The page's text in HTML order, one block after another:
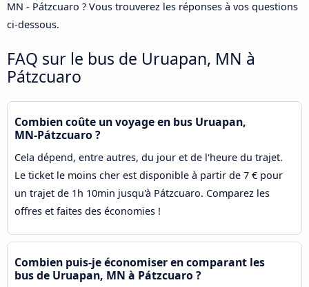
MN - Pátzcuaro ? Vous trouverez les réponses à vos questions
ci-dessous.
FAQ sur le bus de Uruapan, MN à
Pátzcuaro
Combien coûte un voyage en bus Uruapan,
MN-Pátzcuaro ?
Cela dépend, entre autres, du jour et de l'heure du trajet.
Le ticket le moins cher est disponible à partir de 7 € pour
un trajet de 1h 10min jusqu'à Pátzcuaro. Comparez les
offres et faites des économies !
Combien puis-je économiser en comparant les
bus de Uruapan, MN à Pátzcuaro ?